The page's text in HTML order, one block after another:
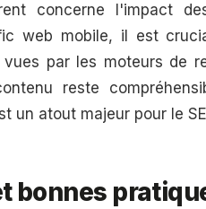
concerne l'impact
web mobile, il est
par les moteurs de
reste
un atout majeur pour le
bonnes